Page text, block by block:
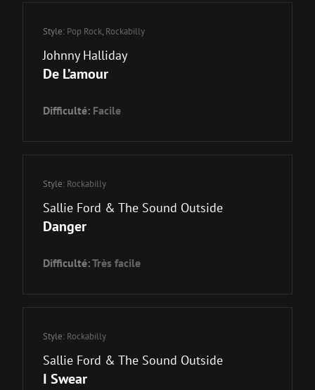
Style: Pop Rock, Rockabilly
Johnny Halliday
De L’amour
Difficulté: Facile
Style: Rockabilly
Sallie Ford & The Sound Outside
Danger
Difficulté:Très facile
Style: Rockabilly
Sallie Ford & The Sound Outside
I Swear